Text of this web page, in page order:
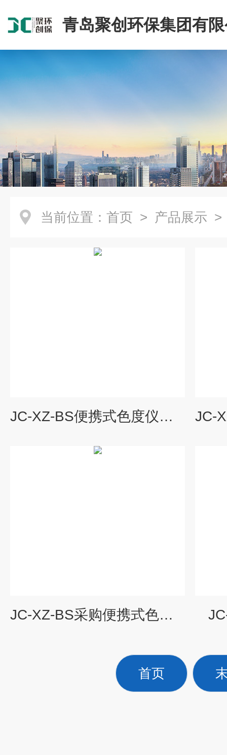
青岛聚创环保集团有
当前位置： 首页 > 产品展示
JC-XZ-BS便携式色度仪价格
JC-XZ-BS采购便携式色度仪
首页